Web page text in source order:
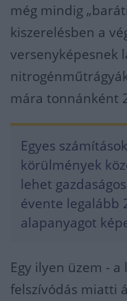
még mindig
kiszerelésben a
versenyképesnek
mára tonnánként
Egyes
körülmények
lehet
évente legalább
alapanyagot
Egy ilyen üzem -
felszívódás miatti